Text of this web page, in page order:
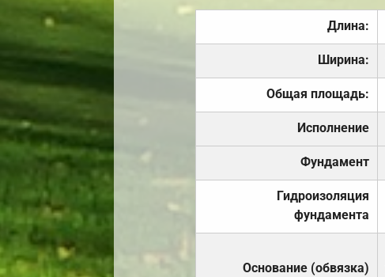
Длина:
Ширина:
Общая площадь:
Исполнение
Фундамент
Гидроизоляция
фундамента
Основание (обвязка)